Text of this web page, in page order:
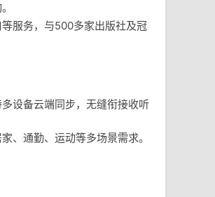
服务，与500多家出版社及冠
设备云端同步，无缝衔接收听
、通勤、运动等多场景需求。